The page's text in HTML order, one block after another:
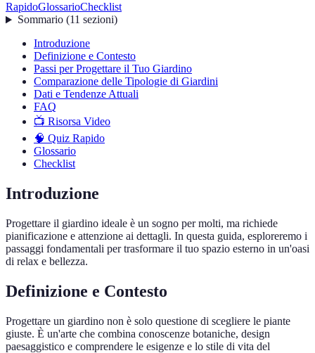
RapidoGlossarioChecklist
Sommario(11 sezioni)
Introduzione
Definizione e Contesto
Passi per Progettare il Tuo Giardino
Comparazione delle Tipologie di Giardini
Dati e Tendenze Attuali
FAQ
📺 Risorsa Video
🧠 Quiz Rapido
Glossario
Checklist
Introduzione
Progettare il giardino ideale è un sogno per molti, ma richiede
pianificazione e attenzione ai dettagli. In questa guida, esploreremo i
passaggi fondamentali per trasformare il tuo spazio esterno in un'oasi
di relax e bellezza.
Definizione e Contesto
Progettare un giardino non è solo questione di scegliere le piante
giuste. È un'arte che combina conoscenze botaniche, design
paesaggistico e comprendere le esigenze e lo stile di vita del